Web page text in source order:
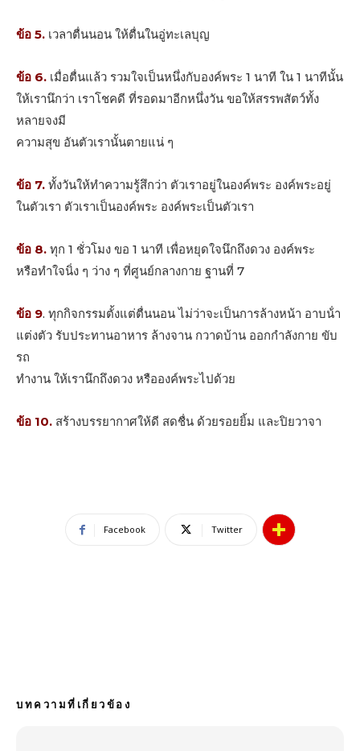
ข้อ 5. เวลาตื่นนอน ให้ตื่นในอู่ทะเลบุญ
ข้อ 6. เมื่อตื่นแล้ว รวมใจเป็นหนึ่งกับองค์พระ 1 นาที ใน 1 นาทีนั้น
ให้เรานึกว่า เราโชคดี ที่รอดมาอีกหนึ่งวัน ขอให้สรรพสัตว์ทั้ง
หลายจงมี
ความสุข อันตัวเรานั้นตายแน่ ๆ
ข้อ 7. ทั้งวันให้ทําความรู้สึกว่า ตัวเราอยู่ในองค์พระ องค์พระอยู่
ในตัวเรา ตัวเราเป็นองค์พระ องค์พระเป็นตัวเรา
ข้อ 8. ทุก 1 ชั่วโมง ขอ 1 นาที เพื่อหยุดใจนึกถึงดวง องค์พระ
หรือทําใจนิ่ง ๆ ว่าง ๆ ที่ศูนย์กลางกาย ฐานที่ 7
ข้อ 9. ทุกกิจกรรมตั้งแต่ตื่นนอน ไม่ว่าจะเป็นการล้างหน้า อาบน้ํา
แต่งตัว รับประทานอาหาร ล้างจาน กวาดบ้าน ออกกําลังกาย ขับ
รถ
ทํางาน ให้เรานึกถึงดวง หรือองค์พระไปด้วย
ข้อ 10. สร้างบรรยากาศให้ดี สดชื่น ด้วยรอยยิ้ม และปิยวาจา
Facebook Twitter
บทความที่เกี่ยวข้อง